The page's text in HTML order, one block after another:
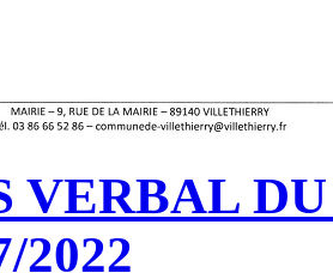
VERBAL
2022